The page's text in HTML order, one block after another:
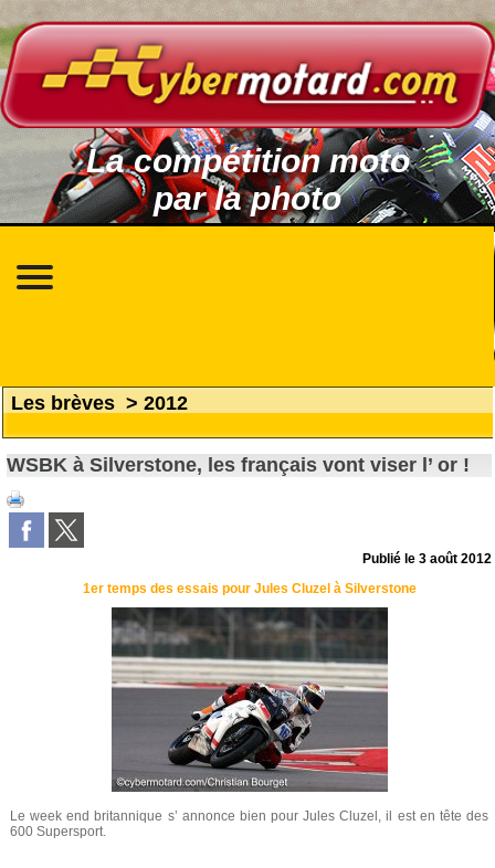
La compétition moto
par la photo
Les brèves > 2012
WSBK à Silverstone, les français vont viser l’ or !
Publié le3 août 2012
1er temps des essais pour Jules Cluzel à Silverstone
Le week end britannique s’ annonce bien pour Jules Cluzel, il est en tête des
600 Supersport.